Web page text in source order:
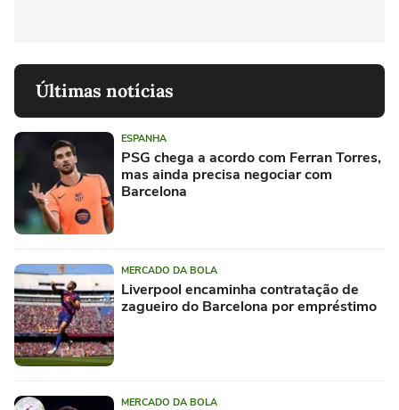
Últimas notícias
ESPANHA
PSG chega a acordo com Ferran Torres,
mas ainda precisa negociar com
Barcelona
MERCADO DA BOLA
Liverpool encaminha contratação de
zagueiro do Barcelona por empréstimo
MERCADO DA BOLA